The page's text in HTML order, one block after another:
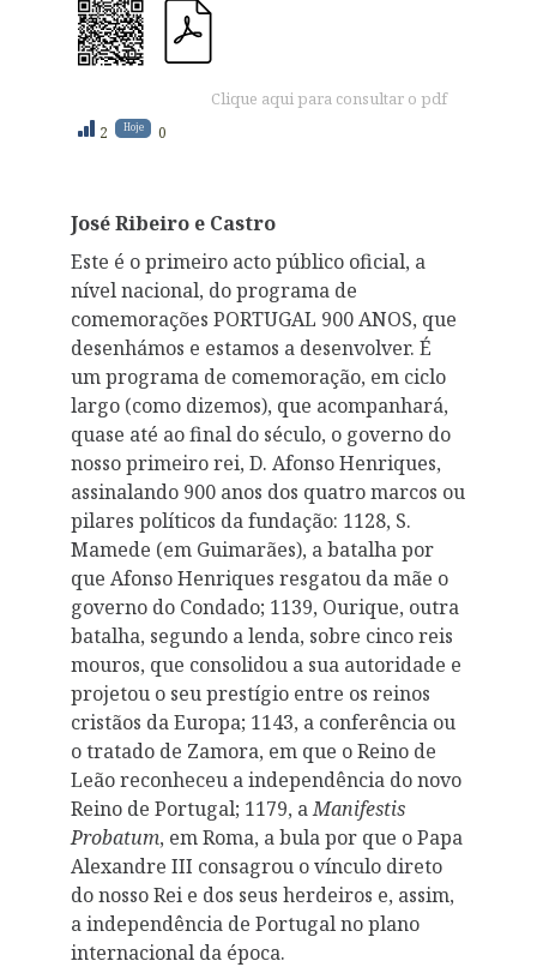
Clique aqui para consultar o pdf
2 Hoje 0
José Ribeiro e Castro
Este é o primeiro acto público oficial, a
nível nacional, do programa de
comemorações PORTUGAL 900 ANOS, que
desenhámos e estamos a desenvolver. É
um programa de comemoração, em ciclo
largo (como dizemos), que acompanhará,
quase até ao final do século, o governo do
nosso primeiro rei, D. Afonso Henriques,
assinalando 900 anos dos quatro marcos ou
pilares políticos da fundação: 1128, S.
Mamede (em Guimarães), a batalha por
que Afonso Henriques resgatou da mãe o
governo do Condado; 1139, Ourique, outra
batalha, segundo a lenda, sobre cinco reis
mouros, que consolidou a sua autoridade e
projetou o seu prestígio entre os reinos
cristãos da Europa; 1143, a conferência ou
o tratado de Zamora, em que o Reino de
Leão reconheceu a independência do novo
Reino de Portugal; 1179, aManifestis
Probatum, em Roma, a bula por que o Papa
Alexandre III consagrou o vínculo direto
do nosso Rei e dos seus herdeiros e, assim,
a independência de Portugal no plano
internacional da época.